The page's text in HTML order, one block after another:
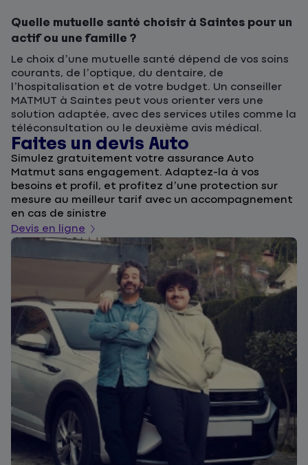
Quelle mutuelle santé choisir à Saintes pour un
actif ou une famille ?
Le choix d’une mutuelle santé dépend de vos soins
courants, de l’optique, du dentaire, de
l’hospitalisation et de votre budget. Un conseiller
MATMUT à Saintes peut vous orienter vers une
solution adaptée, avec des services utiles comme la
téléconsultation ou le deuxième avis médical.
Faites un devis Auto
Simulez gratuitement votre assurance Auto
Matmut sans engagement. Adaptez-la à vos
besoins et profil, et profitez d’une protection sur
mesure au meilleur tarif avec un accompagnement
en cas de sinistre
Devis en ligne